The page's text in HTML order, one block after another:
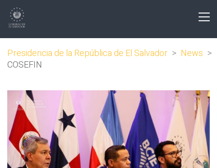
Presidencia de la República de El Salvador > News >
COSEFIN